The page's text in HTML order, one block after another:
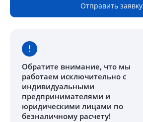
Отправить заявку
Обратите внимание, что мы
работаем исключительно с
индивидуальными
предпринимателями и
юридическими лицами по
безналичному расчету!